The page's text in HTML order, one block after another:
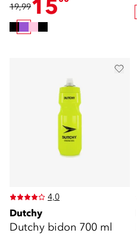
19,9915
4,0
Dutchy
Dutchy bidon 700 ml